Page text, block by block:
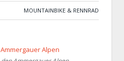
MOUNTAINBIKE & RENNRAD